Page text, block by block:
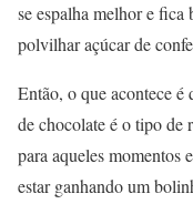
se espalha melhor e
polvilhar açúcar de
Então, o que acontece é
de chocolate é o tipo de
para aqueles momentos
estar ganhando um